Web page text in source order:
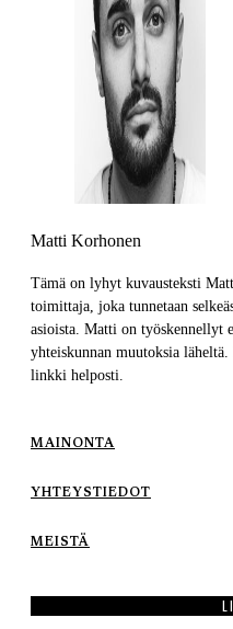
Matti Korhonen
Tämä on lyhyt kuvausteksti
toimittaja, joka tunnetaan
asioista. Matti on työskennellyt
yhteiskunnan muutoksia
linkki helposti.
MAINONTA
YHTEYSTIEDOT
MEISTÄ